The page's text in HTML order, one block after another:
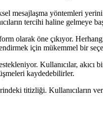
mesajlaşma yöntemleri
tercihi haline gelmeye
öne çıkıyor.
için mükemmel bir
Kullanıcılar,
kaydedebilirler.
titizliği. Kullanıcıların